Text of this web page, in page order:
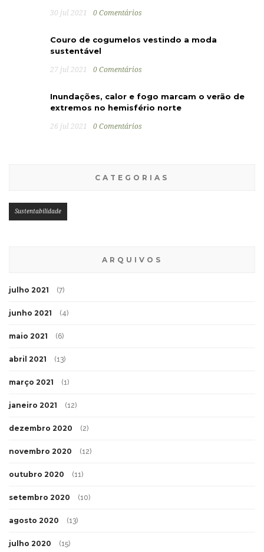
30 jul 2021 0 Comentários
Couro de cogumelos vestindo a moda
sustentável
27 jul 2021 0 Comentários
Inundações, calor e fogo marcam o verão de
extremos no hemisfério norte
26 jul 2021 0 Comentários
CATEGORIAS
Sustentabilidade
ARQUIVOS
julho 2021 (7)
junho 2021 (4)
maio 2021 (6)
abril 2021 (13)
março 2021 (1)
janeiro 2021 (12)
dezembro 2020 (2)
novembro 2020 (12)
outubro 2020 (11)
setembro 2020 (10)
agosto 2020 (13)
julho 2020 (15)